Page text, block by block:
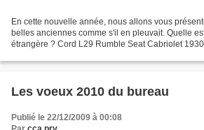
En cette nouvelle année, nous allons vous
belles anciennes comme s'il en pleuvait. Quelle
étrangère ? Cord L29 Rumble Seat Cabriolet
Les voeux 2010 du bureau
Publié le 22/12/2009 à 00:08